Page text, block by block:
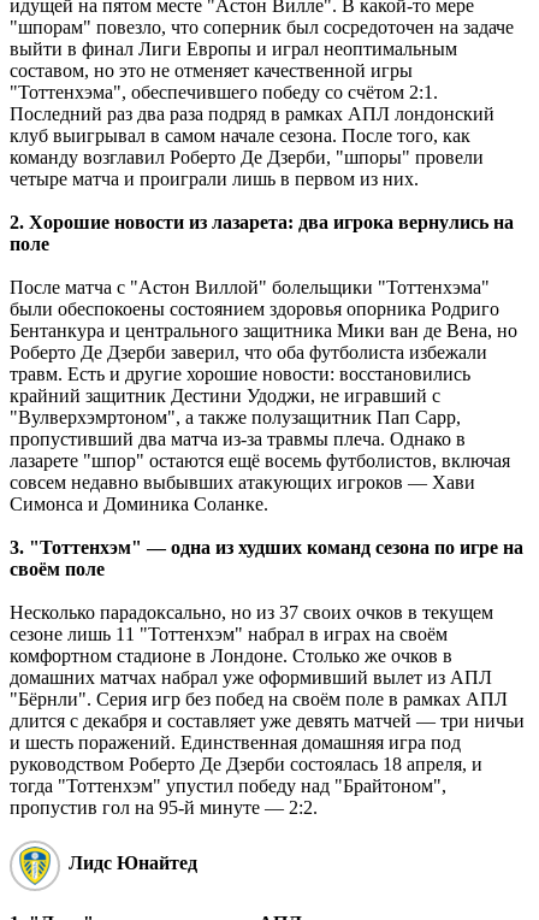
идущей на пятом месте "Астон Вилле". В какой-то мере
"шпорам" повезло, что соперник был сосредоточен на задаче
выйти в финал Лиги Европы и играл неоптимальным
составом, но это не отменяет качественной игры
"Тоттенхэма", обеспечившего победу со счётом 2:1.
Последний раз два раза подряд в рамках АПЛ лондонский
клуб выигрывал в самом начале сезона. После того, как
команду возглавил Роберто Де Дзерби, "шпоры" провели
четыре матча и проиграли лишь в первом из них.
2. Хорошие новости из лазарета: два игрока вернулись на
поле
После матча с "Астон Виллой" болельщики "Тоттенхэма"
были обеспокоены состоянием здоровья опорника Родриго
Бентанкура и центрального защитника Мики ван де Вена, но
Роберто Де Дзерби заверил, что оба футболиста избежали
травм. Есть и другие хорошие новости: восстановились
крайний защитник Дестини Удоджи, не игравший с
"Вулверхэмртоном", а также полузащитник Пап Сарр,
пропустивший два матча из-за травмы плеча. Однако в
лазарете "шпор" остаются ещё восемь футболистов, включая
совсем недавно выбывших атакующих игроков — Хави
Симонса и Доминика Соланке.
3. "Тоттенхэм" — одна из худших команд сезона по игре на
своём поле
Несколько парадоксально, но из 37 своих очков в текущем
сезоне лишь 11 "Тоттенхэм" набрал в играх на своём
комфортном стадионе в Лондоне. Столько же очков в
домашних матчах набрал уже оформивший вылет из АПЛ
"Бёрнли". Серия игр без побед на своём поле в рамках АПЛ
длится с декабря и составляет уже девять матчей — три ничьи
и шесть поражений. Единственная домашняя игра под
руководством Роберто Де Дзерби состоялась 18 апреля, и
тогда "Тоттенхэм" упустил победу над "Брайтоном",
пропустив гол на 95-й минуте — 2:2.
Лидс Юнайтед